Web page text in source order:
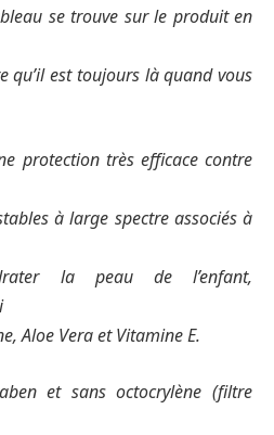
se trouve sur le produit en
qu’il est toujours là quand vous
protection très efficace contre
à large spectre associés à
la peau de l’enfant,
Aloe Vera et Vitamine E.
et sans octocrylène (filtre